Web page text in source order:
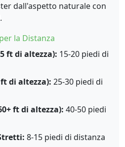
dall'aspetto naturale con
la Distanza
ft di altezza): 15-20 piedi di
di altezza): 25-30 piedi di
ft di altezza): 40-50 piedi
8-15 piedi di distanza